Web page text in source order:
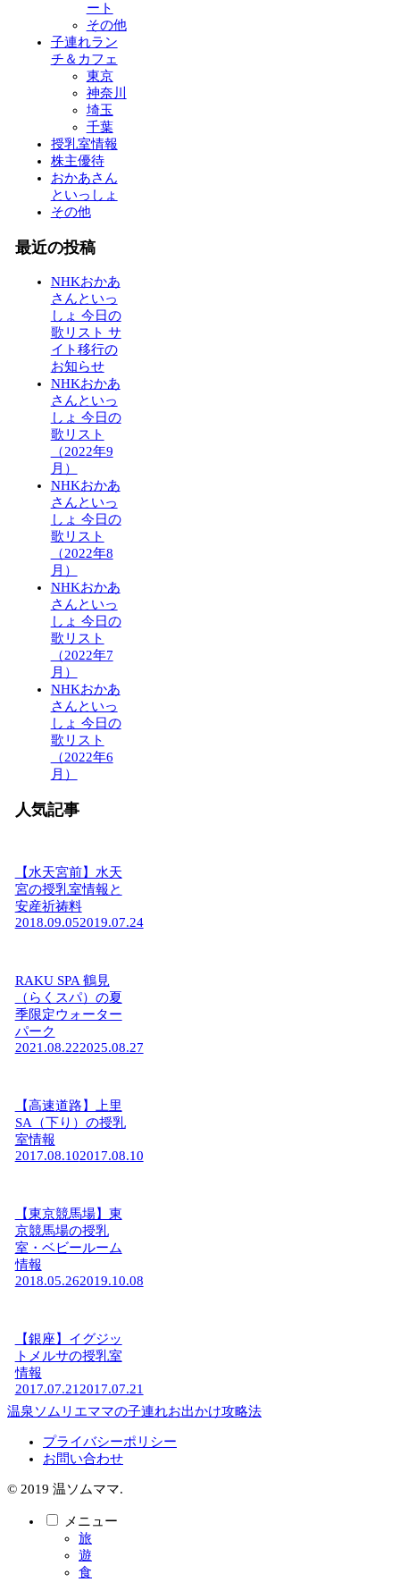
ート
その他
子連れラン
チ＆カフェ
東京
神奈川
埼玉
千葉
授乳室情報
株主優待
おかあさん
といっしょ
その他
最近の投稿
NHKおかあ
さんといっ
しょ 今日の
歌リスト サ
イト移行の
お知らせ
NHKおかあ
さんといっ
しょ 今日の
歌リスト
（2022年9
月）
NHKおかあ
さんといっ
しょ 今日の
歌リスト
（2022年8
月）
NHKおかあ
さんといっ
しょ 今日の
歌リスト
（2022年7
月）
NHKおかあ
さんといっ
しょ 今日の
歌リスト
（2022年6
月）
人気記事
【水天宮前】水天
宮の授乳室情報と
安産祈祷料
2018.09.052019.07.24
RAKU SPA 鶴見
（らくスパ）の夏
季限定ウォーター
パーク
2021.08.222025.08.27
【高速道路】上里
SA（下り）の授乳
室情報
2017.08.102017.08.10
【東京競馬場】東
京競馬場の授乳
室・ベビールーム
情報
2018.05.262019.10.08
【銀座】イグジッ
トメルサの授乳室
情報
2017.07.212017.07.21
温泉ソムリエママの子連れお出かけ攻略法
プライバシーポリシー
お問い合わせ
© 2019 温ソムママ.
メニュー
旅
遊
食